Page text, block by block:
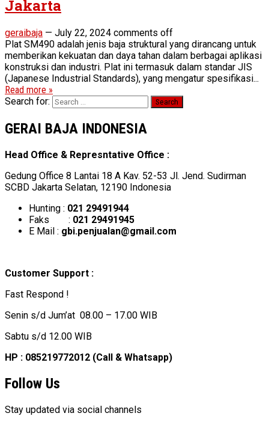
Jakarta
geraibaja — July 22, 2024 comments off
Plat SM490 adalah jenis baja struktural yang dirancang untuk
memberikan kekuatan dan daya tahan dalam berbagai aplikasi
konstruksi dan industri. Plat ini termasuk dalam standar JIS
(Japanese Industrial Standards), yang mengatur spesifikasi...
Read more »
Search for:
GERAI BAJA INDONESIA
Head Office & Represntative Office :
Gedung Office 8 Lantai 18 A Kav. 52-53 Jl. Jend. Sudirman
SCBD Jakarta Selatan, 12190 Indonesia
Hunting : 021 29491944
Faks : 021 29491945
E Mail : gbi.penjualan@gmail.com
Customer Support :
Fast Respond !
Senin s/d Jum’at 08.00 – 17.00 WIB
Sabtu s/d 12.00 WIB
HP : 085219772012 (Call & Whatsapp)
Follow Us
Stay updated via social channels